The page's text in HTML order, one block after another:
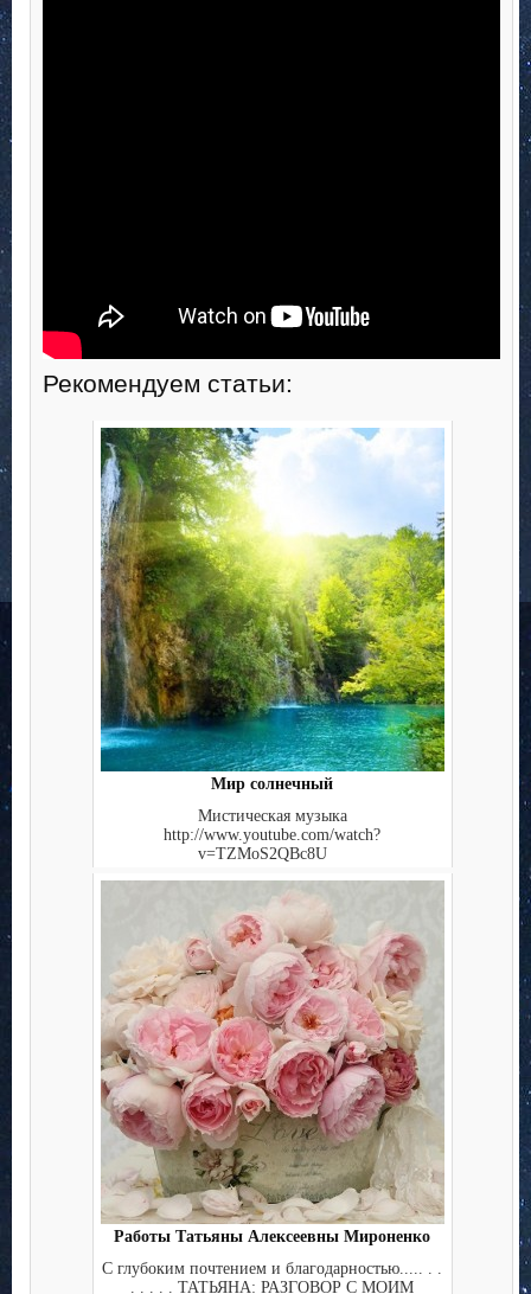
Рекомендуем статьи:
Мир солнечный
Мистическая музыка
http://www.youtube.com/watch?
v=TZMoS2QBc8U
Работы Татьяны Алексеевны Мироненко
С глубоким почтением и благодарностью..... . .
. . . . . ТАТЬЯНА: РАЗГОВОР С МОИМ